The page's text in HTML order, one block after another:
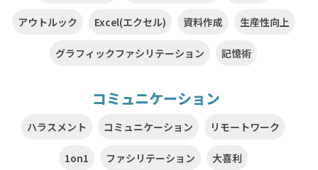
アウトルック Excel(エクセル) 資料作成 生産性向上
グラフィックファシリテーション 記憶術
コミュニケーション
ハラスメント コミュニケーション リモートワーク
1on1 ファシリテーション 大喜利